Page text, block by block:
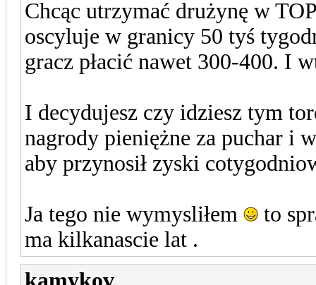
Chcąc utrzymać drużynę w
oscyluje w granicy 50 tyś
gracz płacić nawet 300-400. I
I decydujesz czy idziesz tym
nagrody pieniężne za puchar i
aby przynosił zyski
Ja tego nie wymysliłem
to
ma kilkanascie lat .